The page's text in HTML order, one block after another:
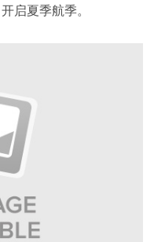
启夏季航季。